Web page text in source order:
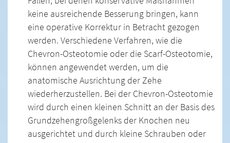
keine ausreichende Besserung bringen, kann
eine operative Korrektur in Betracht gezogen
werden. Verschiedene Verfahren, wie die
Chevron-Osteotomie oder die Scarf-Osteotomie,
können angewendet werden, um die
anatomische Ausrichtung der Zehe
wiederherzustellen. Bei der Chevron-Osteotomie
wird durch einen kleinen Schnitt an der Basis des
Grundzehengroßgelenks der Knochen neu
ausgerichtet und durch kleine Schrauben oder